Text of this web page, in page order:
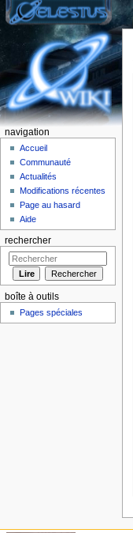
navigation
Accueil
Communauté
Actualités
Modifications récentes
Page au hasard
Aide
rechercher
boîte à outils
Pages spéciales